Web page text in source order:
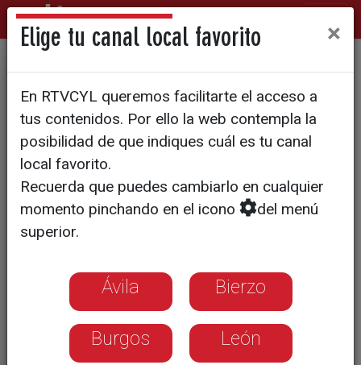
La selección española,
protagonista en la trigésima
edición de los galardones
Los futbolistas se han saltado el
protocolo para homenajear a Luis
Don Felipe ha pedido a los
españoles coraje y valores para
capear la crisis
Elige tu canal local favorito ×
En RTVCYL queremos facilitarte el acceso a
tus contenidos. Por ello la web contempla la
posibilidad de que indiques cuál es tu canal
local favorito.
Recuerda que puedes cambiarlo en cualquier
momento pinchando en el icono
del menú
superior.
Ávila Bierzo
Burgos León